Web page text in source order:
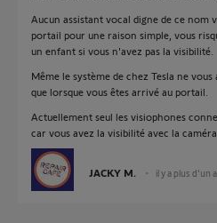
Aucun assistant vocal digne de ce nom
portail pour une raison simple, vous
un enfant si vous n'avez pas la visibilité.
Même le système de chez Tesla ne
que lorsque vous êtes arrivé au portail.
Actuellement seul les visiophones
car vous avez la visibilité avec la caméra.
JACKY M. il y a plus d'un